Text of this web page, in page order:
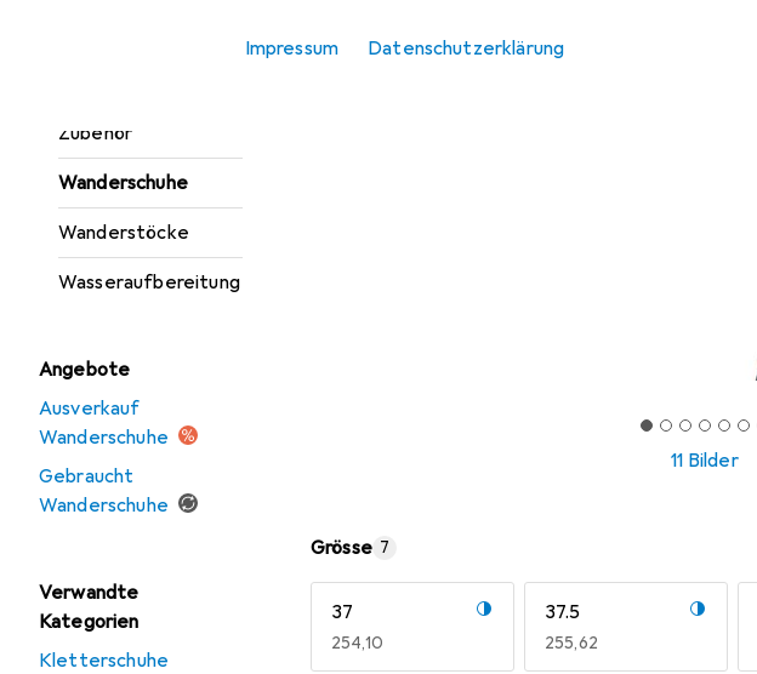
Impressum Datenschutzerklärung
Zubehör
Wanderschuhe
Wanderstöcke
Wasseraufbereitung
Angebote
Ausverkauf
Wanderschuhe
Gebraucht
Wanderschuhe
Verwandte
Kategorien
Kletterschuhe
11 Bilder
Grösse 7
37
EUR
254,10
37.5
EUR
255,62